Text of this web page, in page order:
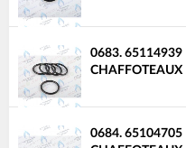
0683. 65114939
CHAFFOTEAUX
0684. 65104705